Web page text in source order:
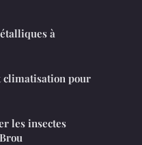
à
climatisation pour
les insectes